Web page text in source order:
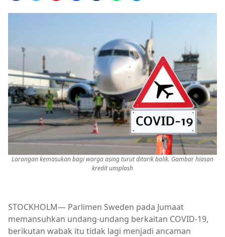
Larangan kemasukan bagi warga asing turut ditarik balik. Gambar hiasan
kredit unsplash
STOCKHOLM— Parlimen Sweden pada Jumaat
memansuhkan undang-undang berkaitan COVID-19,
berikutan wabak itu tidak lagi menjadi ancaman